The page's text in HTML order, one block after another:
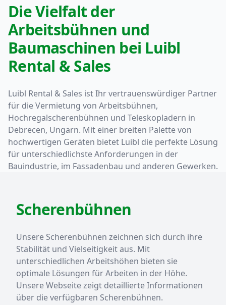
Die Vielfalt der
Arbeitsbühnen und
Baumaschinen bei Luibl
Rental & Sales
Luibl Rental & Sales ist Ihr vertrauenswürdiger Partner
für die Vermietung von Arbeitsbühnen,
Hochregalscherenbühnen und Teleskopladern in
Debrecen, Ungarn. Mit einer breiten Palette von
hochwertigen Geräten bietet Luibl die perfekte Lösung
für unterschiedlichste Anforderungen in der
Bauindustrie, im Fassadenbau und anderen Gewerken.
Scherenbühnen
Unsere Scherenbühnen zeichnen sich durch ihre
Stabilität und Vielseitigkeit aus. Mit
unterschiedlichen Arbeitshöhen bieten sie
optimale Lösungen für Arbeiten in der Höhe.
Unsere Webseite zeigt detaillierte Informationen
über die verfügbaren Scherenbühnen.